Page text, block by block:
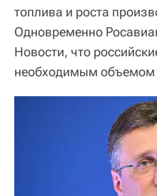
топлива и роста
Одновременно
Новости, что
необходимым объемом